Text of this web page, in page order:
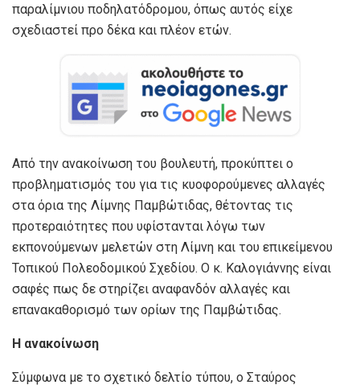
παραλίμνιου ποδηλατόδρομου, όπως αυτός είχε
σχεδιαστεί προ δέκα και πλέον ετών.
Από την ανακοίνωση του βουλευτή, προκύπτει ο
προβληματισμός του για τις κυοφορούμενες αλλαγές
στα όρια της Λίμνης Παμβώτιδας, θέτοντας τις
προτεραιότητες που υφίστανται λόγω των
εκπονούμενων μελετών στη Λίμνη και του επικείμενου
Τοπικού Πολεοδομικού Σχεδίου. Ο κ. Καλογιάννης είναι
σαφές πως δε στηρίζει αναφανδόν αλλαγές και
επανακαθορισμό των ορίων της Παμβώτιδας.
Η ανακοίνωση
Σύμφωνα με το σχετικό δελτίο τύπου, ο Σταύρος